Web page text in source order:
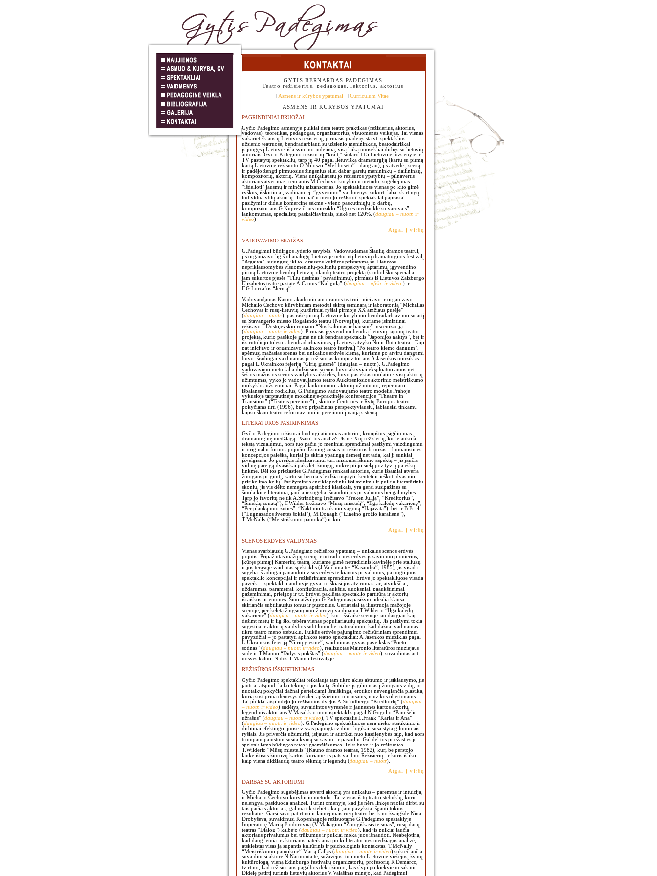
GYTIS BERNARDAS PADEGIMAS
Teatro režisierius, pedagogas, lektorius, aktorius
[Asmens ir kūrybos ypatumai ] [Curriculum Vitae]
ASMENS IR KŪRYBOS YPATUMAI
PAGRINDINIAI BRUOŽAI
Gyčio Padegimo asmenyje puikiai dera teatro praktikas (režisierius, aktorius,
vadovas), teoretikas, pedagogas, organizatorius, visuomenės veikėjas. Tai vienas
vakarietiškiausių Lietuvos režisierių, pirmasis pradėjęs statyti spektaklius
užsienio teatruose, bendradarbiauti su užsienio menininkais, beatodairiškai
įsijungęs į Lietuvos išlaisvinimo judėjimą, visą laiką nuosekliai dirbęs su lietuvių
autoriais. Gyčio Padegimo režisūrinį “kraitį” sudaro 115 Lietuvoje, užsienyje ir
TV pastatytų spektaklių, tarp jų 40 pagal lietuvišką dramaturgiją (kartu su pirmą
kartą Lietuvoje režisuotu O.Miloszo “Mefibosetu” - daugiau), jis atvedė į sceną
ir padėjo žengti pirmuosius žingsnius eilei dabar garsių menininkų – dailininkų,
kompozitorių, aktorių. Viena unikaliausių jo režisūros ypatybių – pilnavertis
aktoriaus atvėrimas, remiantis M.Čechovo kūrybiniu metodu, sugebėjimas
“išdėlioti” jausmų ir minčių mizanscenas. Jo spektakliuose vienas po kito gimė
ryškūs, išskirtiniai, vadinamieji “gyvenimo” vaidmenys, sukurti labai skirtingų
individualybių aktorių. Tuo pačiu metu jo režisuoti spektakliai paprastai
pasižymi ir didele komercine sėkme - vieno paskutiniųjų jo darbų,
kompozitoriaus G.Kuprevičiaus miuziklo “Ugnies medžioklė su varovais”,
lankomumas, specialistų paskaičiavimais, siekė net 120%. (daugiau – nuotr. ir
video)
Atgal į viršų
VADOVAVIMO BRAIŽAS
G.Padegimui būdingos lyderio savybės. Vadovaudamas Šiaulių dramos teatrui,
jis organizavo lig šiol analogų Lietuvoje neturintį lietuvių dramaturgijos festivalį
“Atgaiva”, sujungusį iki tol draustos kultūros pristatymą su Lietuvos
nepriklausomybės visuomeninių-politinių perspektyvų aptarimu, įgyvendino
pirmą Lietuvoje bendrą lietuvių-olandų teatro projektą (simbolišku specialiai
jam sukurtos pjesės “Tiltų tiesimas” pavadinimu), pirmasis iš Lietuvos Zalzburgo
Elizabetos teatre pastatė A.Camus “Kaligulą” (daugiau – afiša. ir video ) ir
F.G.Lorca’os “Jermą”.
Vadovaudamas Kauno akademiniam dramos teatrui, inicijavo ir organizavo
Michailo Čechovo kūrybiniam metodui skirtą seminarą ir laboratoriją “Michailas
Čechovas ir rusų-lietuvių kultūriniai ryšiai pirmoje XX amžiaus pusėje”
(daugiau – nuotr.), pasirašė pirmą Lietuvoje kūrybinio bendradarbiavimo sutartį
su Stavangerio miesto Rogalando teatru (Norvegija), kuriame įsimintinai
režisavo F.Dostojevskio romano “Nusikaltimas ir bausmė” inscenizaciją
(daugiau – nuotr. ir video). Pirmasis įgyvendino bendrą lietuvių-japonų teatro
projektą, kurio pasėkoje gimė ne tik bendras spektaklis “Japonijos naktys”, bet ir
išsirutuliojo tolesnis bendradarbiavimas, į Lietuvą atvyko No ir Buto teatrai. Taip
pat inicijavo ir organizavo aplinkos teatro festivalį “Po teatro kiemo dangum”,
apėmusį mažasias scenas bei unikalios erdvės kiemą, kuriame po atviru dangumi
buvo išradingai vaidinamas jo režisuotas kompozitoriaus A.Jasenkos miuziklas
pagal L.Ukrainkos fejeriją “Girių giesmė” (daugiau – nuotr.). G.Padegimo
vadovavimo metu šalia didžiosios scenos buvo aktyviai eksploatuojamos net
šešios mažosios scenos vaidybos aikštelės, buvo pasiektas nuolatinis visų aktorių
užimtumas, vyko jo vadovaujamos teatro Aukštesniosios aktorinio meistriškumo
mokyklos užsiėmimai. Pagal lankomumo, aktorių užimtumo, repertuaro
išbalansavimo rodiklius, G.Padegimo vadovaujamo teatro modelis Prahoje
vykusioje tarptautinėje mokslinėje-praktinėje konferencijoe “Theatre in
Transition” (“Teatras perėjime”) , skirtoje Centrinės ir Rytų Europos teatro
pokyčiams tirti (1996), buvo pripažintas perspektyviausiu, labiausiai tinkamu
laipsniškam teatro reformavimui ir perėjimui į naują sistemą.
LITERATŪROS PASIRINKIMAS
Gyčio Padegimo režisūrai būdingi atidumas autoriui, kruopštus įsigilinimas į
dramaturginę medžiagą, išsami jos analizė. Jis ne iš tų režisierių, kurie aukoja
tekstą vizualumui, nors tuo pačiu jo meniniai sprendimai pasižymi vaizdingumu
ir originaliu formos pojūčiu. Esmingiausias jo režisūros bruožas – humanistinės
koncepcijos paieška, kuriai jis skiria ypatingą dėmesį net tada, kai ji sunkiai
įžvelgiama. Jo poreikis idealizavimui turi misionieriškumo aspektų – jis jaučia
vidinę pareigą dvasiškai pakylėti žmogų, nukreipti jo sielą pozityvių paieškų
linkme. Dėl tos priežasties G.Padegimas renkasi autorius, kurie išsamiai atveria
žmogaus prigimtį, kartu su herojais leidžia mąstyti, kentėti ir ieškoti dvasinio
prisikėlimo kelių. Pasižymintis enciklopediniu išsilavinimu ir puikiu literatūriniu
skoniu, jis vis dėlto nemėgsta apsiriboti klasikais, yra gerai susipažinęs su
šiuolaikine literatūra, jaučia ir sugeba išnaudoti jos privalumus bei galimybes.
Tarp jo favoritų ne tik A.Strindberg (režisavo “Freken Juliją”, “Kreditorius”,
“Šmėklų sonatą”), T.Wilder (režisavo “Mūsų miestelį”, “Ilgą kalėdų vakarienę”,
“Per plauką nuo žūties”, “Naktinio traukinio vagoną “Hajavata”), bet ir B.Friel
(“Lugnazados šventės šokiai”), M.Donagh (“Lineino grožio karalienė”),
T.McNally (“Meistriškumo pamoka”) ir kiti.
Atgal į viršų
SCENOS ERDVĖS VALDYMAS
Vienas svarbiausių G.Padegimo režisūros ypatumų – unikalus scenos erdvės
pojūtis. Pripažintas mažųjų scenų ir netradicinės erdvės įsisavinimo pionierius,
įkūręs pirmąjį Kamerinį teatrą, kuriame gimė netradicinis kavinėje prie staliukų
ir jos terasoje vaidintas spektaklis (J.Vaičiūnaites “Kasandra”, 1985), jis visada
sugeba išradingai panaudoti visus erdvės teikiamus privalumus, pajungti juos
spektaklio koncepcijai ir režisūriniam sprendimui. Erdvė jo spektakliuose visada
paveiki – spektaklio audinyje gyvai reiškiasi jos atvirumas, ar, atvirkščiai,
uždarumas, parametrai, konfigūracija, aukštis, sluoksniai, paaukštinimai,
pažeminimai, prieigos ir t.t. Erdvei paklūsta spektaklio partitūra ir aktorių
išraiškos priemonės. Šiuo atžvilgiu G.Padegimas pasižymi idealia klausa,
skiriančia subtiliausius tonus ir pustonius. Geriausiai tą iliustruoja mažojoje
scenoje, per keletą žingsnių nuo žiūrovų vaidinama T.Wilderio “Ilga kalėdų
vakarienė” (daugiau – nuotr. ir video), kuri išsilaikė scenoje jau daugiau kaip
dešimt metų ir lig šiol tebėra vienas populiariausių spektaklių. Jis pasižymi tokia
sugestija ir aktorių vaidybos subtilumu bei natūralumu, kad dažnai vadinamas
tikru teatro meno stebuklu. Puikūs erdvės pajungimo režisūriniam sprendimui
pavyzdžiai – jo pastatyti aplinkos teatro spektakliai: A.Jasenkos miuziklas pagal
L.Ukrainkos fejeriją “Girių giesmė”, vaidinimas-gyvas paveikslas “Poeto
sodnas” (daugiau – nuotr. ir video), realizuotas Maironio literatūros muziejaus
sode ir T.Manno “Didysis pokštas” (daugiau – nuotr. ir video), suvaidintas ant
uošvės kalno, Nidos T.Manno festivalyje.
REŽISŪROS IŠSKIRTINUMAS
Gyčio Padegimo spektakliai reikalauja tam tikro akies aštrumo ir įsiklausymo, jie
jautriai atspindi laiko tėkmę ir jos kaitą. Subtilus įsigilinimas į žmogaus vidų, jo
nuotaikų pokyčiai dažnai perteikiami išraiškinga, erotikos nevengiančia plastika,
kurią sustiprina dėmesys detalei, apšvietimo niuansams, muzikos obertonams.
Tai puikiai atspindėjo jo režisuotos dvejos A.Strindbergo “Kreditorių” (daugiau
– nuotr. ir video) sudėtys, suvaidintos vyresnės ir jaunesnės kartos aktorių,
legendinis aktoriaus V.Masalskio monospektaklis pagal N.Gogolio “Pamišėlio
užrašus” (daugiau – nuotr. ir video), TV spektaklis L.Frank “Karlas ir Ana”
(daugiau – nuotr. ir video). G.Padegimo spektakliuose nėra nieko atsitiktinio ir
dirbtinai efektingo, juose viskas pajungta vidinei logikai, susaistyta giluminiais
ryšiais. Jie priverčia užsimiršti, įsijausti ir atitrūkti nuo kasdienybės taip, kad nors
trumpam pajustum susitaikymą su savimi ir pasauliu. Gal dėl tos priežasties jo
spektakliams būdingas retas ilgaamžiškumas. Toks buvo ir jo režisuotas
T.Wilderio “Mūsų miestelis” (Kauno dramos teatras, 1982), kurį be perstojo
lankė ištisos žiūrovų kartos, kuriame jis pats vaidino Režisierių, ir kuris išliko
kaip viena didžiausių teatro sėkmių ir legendų (daugiau – nuotr).
Atgal į viršų
DARBAS SU AKTORIUMI
Gyčio Padegimo sugebėjimas atverti aktorių yra unikalus – paremtas ir intuicija,
ir Michailo Čechovo kūrybiniu metodu. Tai vienas iš tų teatro stebuklų, kurie
nelengvai pasiduoda analizei. Turint omenyje, kad jis nėra linkęs nuolat dirbti su
tais pačiais aktoriais, galima tik stebėtis kaip jam pavyksta išgauti tokius
rezultatus. Garsi savo patirtimi ir laimėjimais rusų teatro bei kino žvaigždė Nina
Drobyševa, suvaidinusi Kopenhagoje režisuotame G.Padegimo spektaklyje
Imperatorę Mariją Fiodorovną (V.Maliagino “Žmogiškasis teismas”, rusų-danų
teatras “Dialog”) kalbėjo (daugiau – nuotr. ir video), kad jis puikiai jaučia
aktoriaus privalumus bei trūkumus ir puikiai moka juos išnaudoti. Neabejotina,
kad daug lemia ir aktoriams pateikiama puiki literatūrinės medžiagos analizė,
atskleistas visas ją supantis kultūrinis ir psichologinis kontekstas. T.McNally
“Meistriškumo pamokoje” Marią Callas (daugiau – nuotr. ir video) sukrečiančiai
suvaidinusi aktorė N.Narmontaitė, sužavėjusi tuo metu Lietuvoje viešėjusį žymų
kultūrologą, vieną Edinburgo festivalių organizatorių, profesorių R.Demarco,
tvirtino, kad režisieriaus pagalbos dėka žinojo, kas slypi po kiekvienu sakiniu.
Didelę patirtį turintis lietuvių aktorius V.Valašinas minėjo, kad Padegimui